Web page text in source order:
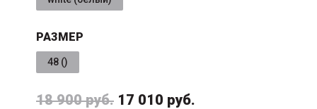
РАЗМЕР
48 ()
18 900 руб. 17 010 руб.